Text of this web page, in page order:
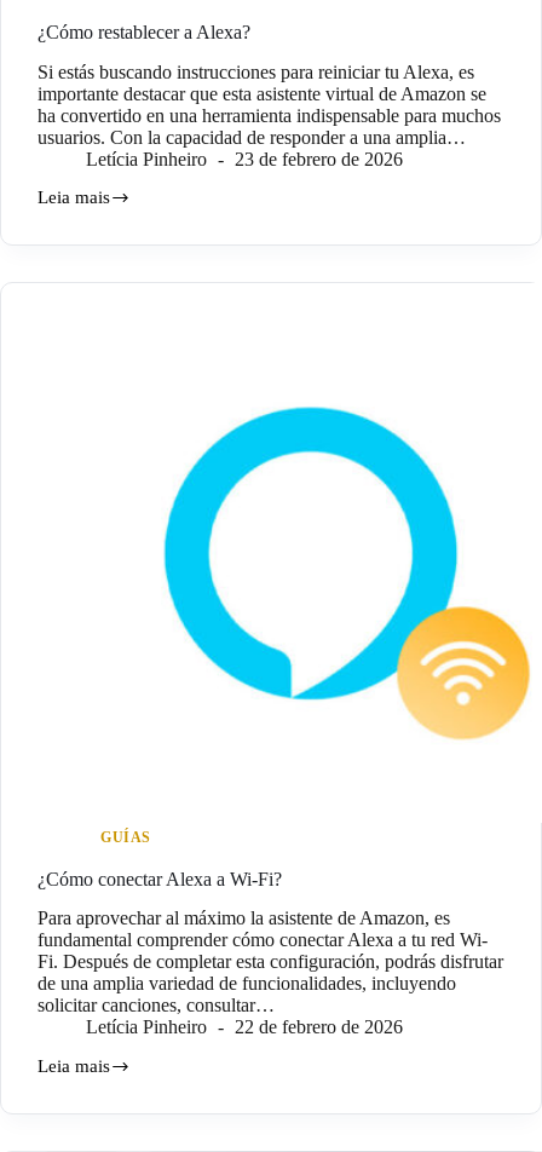
¿Cómo restablecer a Alexa?
Si estás buscando instrucciones para reiniciar tu Alexa, es
importante destacar que esta asistente virtual de Amazon se
ha convertido en una herramienta indispensable para muchos
usuarios. Con la capacidad de responder a una amplia…
Letícia Pinheiro
23 de febrero de 2026
Leia mais
¿Cómo
a
GUÍAS
¿Cómo conectar Alexa a Wi-Fi?
Para aprovechar al máximo la asistente de Amazon, es
fundamental comprender cómo conectar Alexa a tu red Wi-
Fi. Después de completar esta configuración, podrás disfrutar
de una amplia variedad de funcionalidades, incluyendo
solicitar canciones, consultar…
Letícia Pinheiro
22 de febrero de 2026
Leia mais
¿Cómo
Alexa